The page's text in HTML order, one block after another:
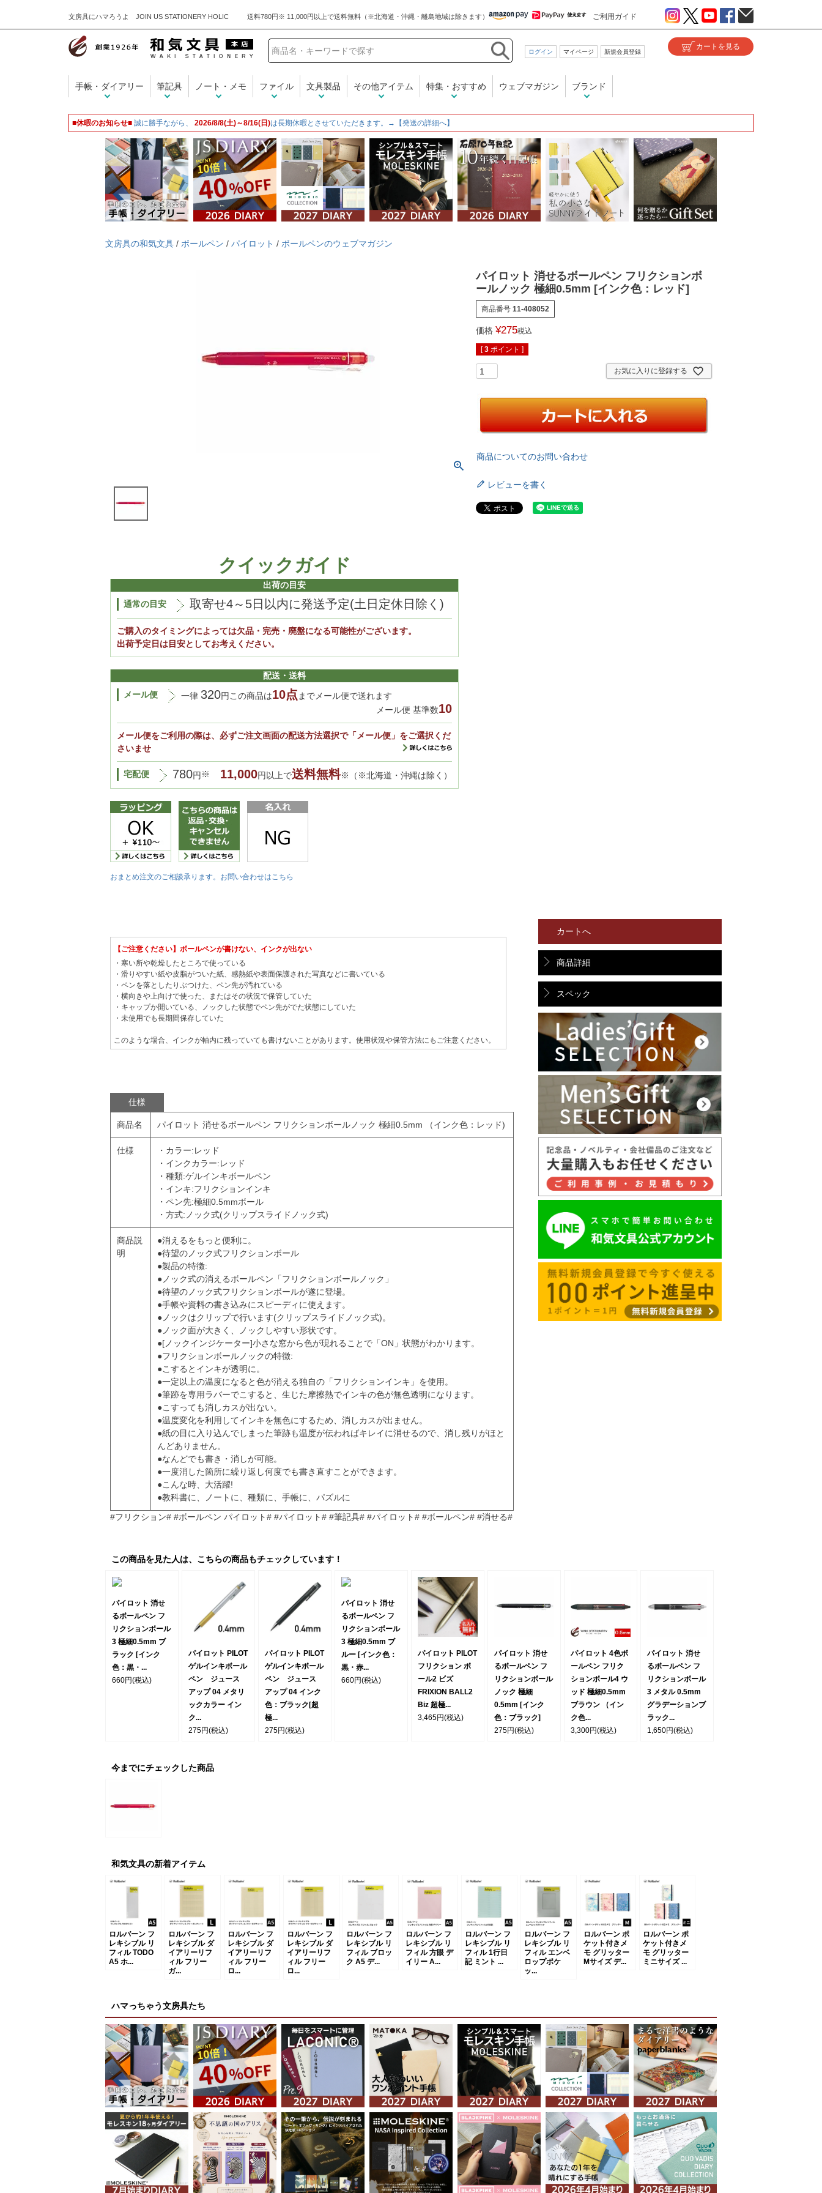
文房具にハマろうよ JOIN US STATIONERY HOLIC ご利用ガイド
和気文具
ログイン マイページ 新規会員登録
手帳・ダイアリー 筆記具 ノート・メモ ファイル 文具製品 その他アイテム 特集・おすすめ ウェブマガジン ブランド
■休暇のお知らせ■ 誠に勝手ながら、 2026/8/8(土)～8/16(日)は長期休暇とさせていただきます。→【発送の詳細へ】
文房具の和気文具 / ボールペン / パイロット / ボールペンのウェブマガジン
クイックガイド
出荷の目安
通常の目安
取寄せ4～5日以内に発送予定(土日定休日除く)
ご購入のタイミングによっては欠品・完売・廃盤になる可能性がございます。
出荷予定日は目安としてお考えください。
配送・送料
メール便
一律 320円この商品は10点 までメール便で送れます
メール便 基準数10
メール便をご利用の際は、必ずご注文画面の配送方法選択で「メール便」をご選択くだ
さいませ
宅配便 780円 ※ 11,000円以上で送料無料※（※北海道・沖縄は除く）
おまとめ注文のご相談承ります。お問い合わせはこちら
【ご注意ください】ボールペンが書けない、インクが出ない
・寒い所や乾燥したところで使っている
・滑りやすい紙や皮脂がついた紙、感熱紙や表面保護された写真などに書いている
・ペンを落としたりぶつけた、ペン先が汚れている
・横向きや上向けで使った、またはその状況で保管していた
・キャップか開いている、ノックした状態でペン先がでた状態にしていた
・未使用でも長期間保存していた
このような場合、インクが軸内に残っていても書けないことがあります。使用状況や保管方法にもご注意ください。
仕様
商品名 パイロット 消せるボールペン フリクションボールノック 極細0.5mm （インク色：レッド)
仕様
・カラー:レッド
・インクカラー:レッド
・種類:ゲルインキボールペン
・インキ:フリクションインキ
・ペン先:極細0.5mmボール
・方式:ノック式(クリップスライドノック式)
商品説
明
●消えるをもっと便利に。
●待望のノック式フリクションボール
●製品の特徴:
●ノック式の消えるボールペン「フリクションボールノック」
●待望のノック式フリクションボールが遂に登場。
●手帳や資料の書き込みにスピーディに使えます。
●ノックはクリップで行います(クリップスライドノック式)。
●ノック面が大きく、ノックしやすい形状です。
●[ノックインジケーター]小さな窓から色が現れることで「ON」状態がわかります。
●フリクションボールノックの特徴:
●こするとインキが透明に。
●一定以上の温度になると色が消える独自の「フリクションインキ」を使用。
●筆跡を専用ラバーでこすると、生じた摩擦熱でインキの色が無色透明になります。
●こすっても消しカスが出ない。
●温度変化を利用してインキを無色にするため、消しカスが出ません。
●紙の目に入り込んでしまった筆跡も温度が伝わればキレイに消せるので、消し残りがほと
んどありません。
●なんどでも書き・消しが可能。
●一度消した箇所に繰り返し何度でも書き直すことができます。
●こんな時、大活躍!
●教科書に、ノートに、種類に、手帳に、パズルに
#フリクション# #ボールペン パイロット# #パイロット# #筆記具# #パイロット# #ボールペン# #消せる#
カートへ
商品詳細
スペック
パイロット 消せるボールペン フリクションボ
ールノック 極細0.5mm [インク色：レッド]
商品番号 11-408052
価格 ¥275税込
[3 ポイント ]
お気に入りに登録する
商品についてのお問い合わせ
レビューを書く
この商品を見た人は、こちらの商品もチェックしています！
パイロット 消せ
るボールペン フ
リクションボール
3 極細0.5mm ブ
ラック [インク
色：黒・...
660円(税込)
パイロット PILOT
ゲルインキボール
ペン ジュース
アップ 04 メタリ
ックカラー イン
ク...
275円(税込)
パイロット PILOT
ゲルインキボール
ペン ジュース
アップ 04 インク
色：ブラック[超
極...
275円(税込)
パイロット 消せ
るボールペン フ
リクションボール
3 極細0.5mm ブ
ルー [インク色：
黒・赤...
660円(税込)
パイロット PILOT
フリクション ボ
ール2 ビズ
FRIXION BALL2
Biz 超極...
3,465円(税込)
パイロット 消せ
るボールペン フ
リクションボール
ノック 極細
0.5mm [インク
色：ブラック]
275円(税込)
パイロット 4色ボ
ールペン フリク
ションボール4 ウ
ッド 極細0.5mm
ブラウン （イン
ク色...
3,300円(税込)
パイロット 消せ
るボールペン フ
リクションボール
3 メタル 0.5mm
グラデーションブ
ラック...
1,650円(税込)
今までにチェックした商品
和気文具の新着アイテム
ロルバーン フ
レキシブル リ
フィル TODO
A5 ホ...
ロルバーン フ
レキシブル ダ
イアリーリフ
ィル フリー
ガ...
ロルバーン フ
レキシブル ダ
イアリーリフ
ィル フリー
ロ...
ロルバーン フ
レキシブル ダ
イアリーリフ
ィル フリー
ロ...
ロルバーン フ
レキシブル リ
フィル ブロッ
ク A5 デ...
ロルバーン フ
レキシブル リ
フィル 方眼 デ
イリー A...
ロルバーン フ
レキシブル リ
フィル 1行日
記 ミント ...
ロルバーン フ
レキシブル リ
フィル エンベ
ロップポケ
ッ...
ロルバーン ポ
ケット付きメ
モ グリッター
Mサイズ デ...
ロルバーン ポ
ケット付きメ
モ グリッター
ミニサイズ ...
ハマっちゃう文房具たち